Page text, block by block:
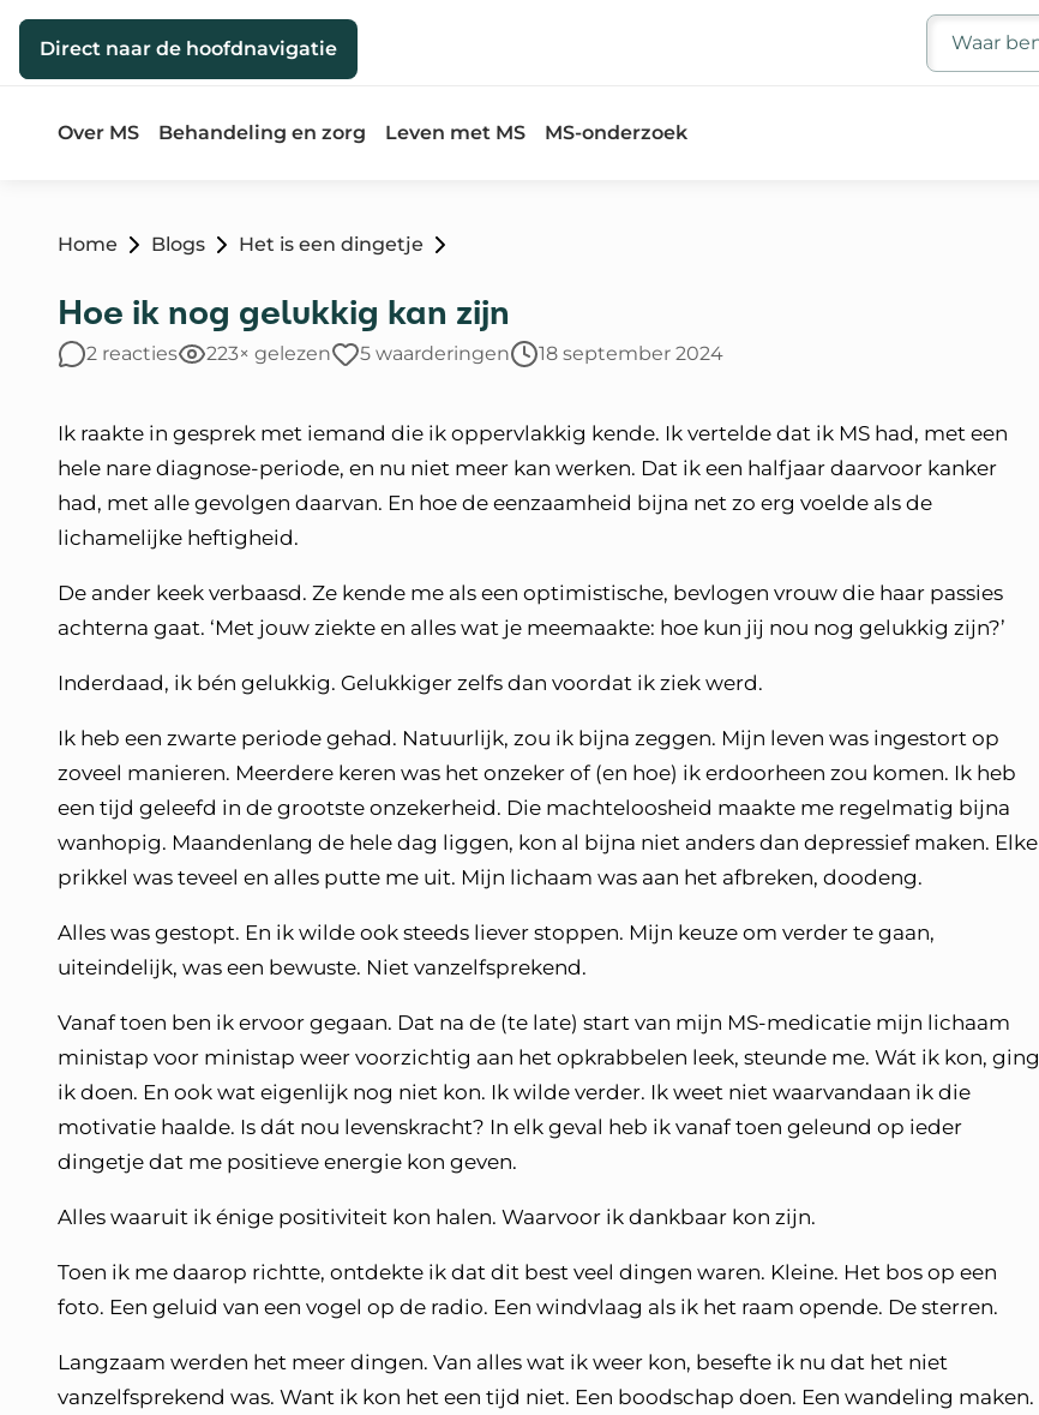
Direct naar de inhoud
Direct naar de hoofdnavigatie
Zoeken
Over MS Behandeling en zorg Leven met MS MS-onderzoek
Home Blogs Het is een dingetje
Hoe ik nog gelukkig kan zijn
2 reacties 223× gelezen 5 waarderingen 18 september 2024
Ik raakte in gesprek met iemand die ik oppervlakkig kende. Ik vertelde dat ik MS had, met een
hele nare diagnose-periode, en nu niet meer kan werken. Dat ik een halfjaar daarvoor kanker
had, met alle gevolgen daarvan. En hoe de eenzaamheid bijna net zo erg voelde als de
lichamelijke heftigheid.
De ander keek verbaasd. Ze kende me als een optimistische, bevlogen vrouw die haar passies
achterna gaat. ‘Met jouw ziekte en alles wat je meemaakte: hoe kun jij nou nog gelukkig zijn?’
Inderdaad, ik bén gelukkig. Gelukkiger zelfs dan voordat ik ziek werd.
Ik heb een zwarte periode gehad. Natuurlijk, zou ik bijna zeggen. Mijn leven was ingestort op
zoveel manieren. Meerdere keren was het onzeker of (en hoe) ik erdoorheen zou komen. Ik heb
een tijd geleefd in de grootste onzekerheid. Die machteloosheid maakte me regelmatig bijna
wanhopig. Maandenlang de hele dag liggen, kon al bijna niet anders dan depressief maken. Elke
prikkel was teveel en alles putte me uit. Mijn lichaam was aan het afbreken, doodeng.
Alles was gestopt. En ik wilde ook steeds liever stoppen. Mijn keuze om verder te gaan,
uiteindelijk, was een bewuste. Niet vanzelfsprekend.
Vanaf toen ben ik ervoor gegaan. Dat na de (te late) start van mijn MS-medicatie mijn lichaam
ministap voor ministap weer voorzichtig aan het opkrabbelen leek, steunde me. Wát ik kon, ging
ik doen. En ook wat eigenlijk nog niet kon. Ik wilde verder. Ik weet niet waarvandaan ik die
motivatie haalde. Is dát nou levenskracht? In elk geval heb ik vanaf toen geleund op ieder
dingetje dat me positieve energie kon geven.
Alles waaruit ik énige positiviteit kon halen. Waarvoor ik dankbaar kon zijn.
Toen ik me daarop richtte, ontdekte ik dat dit best veel dingen waren. Kleine. Het bos op een
foto. Een geluid van een vogel op de radio. Een windvlaag als ik het raam opende. De sterren.
Langzaam werden het meer dingen. Van alles wat ik weer kon, besefte ik nu dat het niet
vanzelfsprekend was. Want ik kon het een tijd niet. Een boodschap doen. Een wandeling maken.